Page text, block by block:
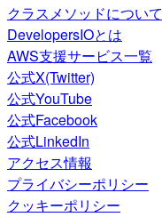
クラスメソッドについて
DevelopersIOとは
AWS支援サービス一覧
公式X(Twitter)
公式YouTube
公式Facebook
公式LinkedIn
アクセス情報
プライバシーポリシー
クッキーポリシー